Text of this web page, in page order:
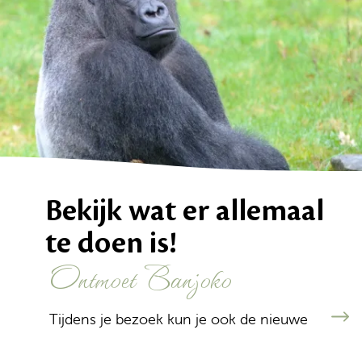
Bekijk wat er allemaal
te doen is!
Ontmoet Banjoko
Tijdens je bezoek kun je ook de nieuwe